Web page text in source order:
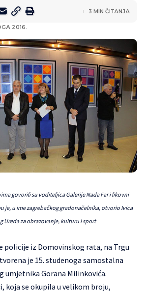
2016.
3 MIN ČITANJA
govorili su voditeljica Galerije Nada Far i likovni
je, u ime zagrebačkog gradonačelnika, otvorio Ivica
Ureda za obrazovanje, kulturu i sport
policije iz Domovinskog rata, na Trgu
je 15. studenoga samostalna
umjetnikaGorana Milinkovića.
koja se okupila u velikom broju,